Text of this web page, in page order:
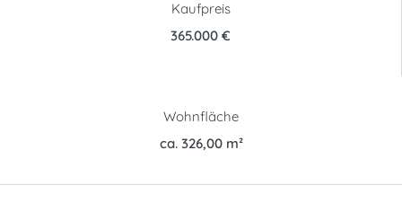
Kaufpreis
365.000 €
Wohnfläche
ca. 326,00 m²